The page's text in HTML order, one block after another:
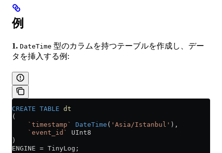
例
1. DateTime 型のカラムを持つテーブルを作成し、デー
タを挿入する例:
CREATE TABLE dt
(
    `timestamp`
DateTime ( 'Asia/Istanbul' ),
    `event_id`
UInt8
)
ENGINE = TinyLog;